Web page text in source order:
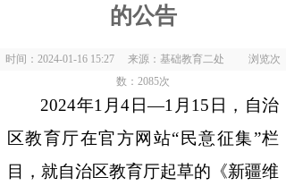
的公告
时间：2024-01-16 15:27 来源：基础教育二处 浏览次
数： 2085次
2024年1 月4 日—1 月 15 日 ， 自治
区教育厅在官方网站“民意征集”栏
目
， 就自治区教育厅起草的《新疆维